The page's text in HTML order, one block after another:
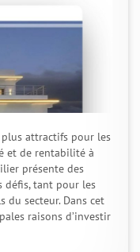
plus attractifs pour les
et de rentabilité à
présente des
défis, tant pour les
du secteur. Dans cet
raisons d’investir